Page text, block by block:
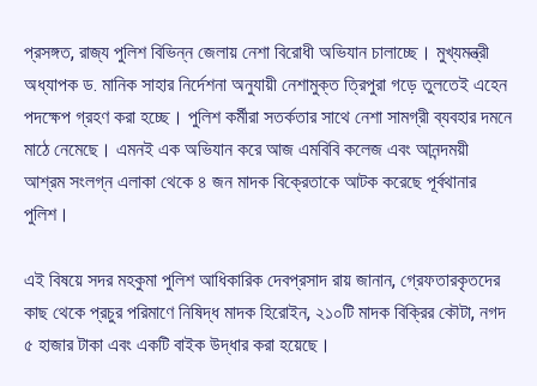
প্রসঙ্গত, রাজ্য পুলিশ বিভিন্ন জেলায় নেশা বিরোধী অভিযান চালাচ্ছে। মুখ্যমন্ত্রী
অধ্যাপক ড. মানিক সাহার নির্দেশনা অনুযায়ী নেশামুক্ত ত্রিপুরা গড়ে তুলতেই এহেন
পদক্ষেপ গ্রহণ করা হচ্ছে। পুলিশ কর্মীরা সতর্কতার সাথে নেশা সামগ্রী ব্যবহার দমনে
মাঠে নেমেছে। এমনই এক অভিযান করে আজ এমবিবি কলেজ এবং আনন্দময়ী
আশ্রম সংলগ্ন এলাকা থেকে ৪ জন মাদক বিক্রেতাকে আটক করেছে পূর্বথানার
পুলিশ।
এই বিষয়ে সদর মহকুমা পুলিশ আধিকারিক দেবপ্রসাদ রায় জানান, গ্রেফতারকৃতদের
কাছ থেকে প্রচুর পরিমাণে নিষিদ্ধ মাদক হিরোইন, ২১০টি মাদক বিক্রির কৌটা, নগদ
৫ হাজার টাকা এবং একটি বাইক উদ্ধার করা হয়েছে।